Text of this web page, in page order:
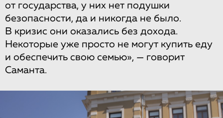
от государства, у них нет подушки
безопасности, да и никогда не было.
В кризис они оказались без дохода.
Некоторые уже просто не могут купить еду
и обеспечить свою семью», — говорит
Саманта.